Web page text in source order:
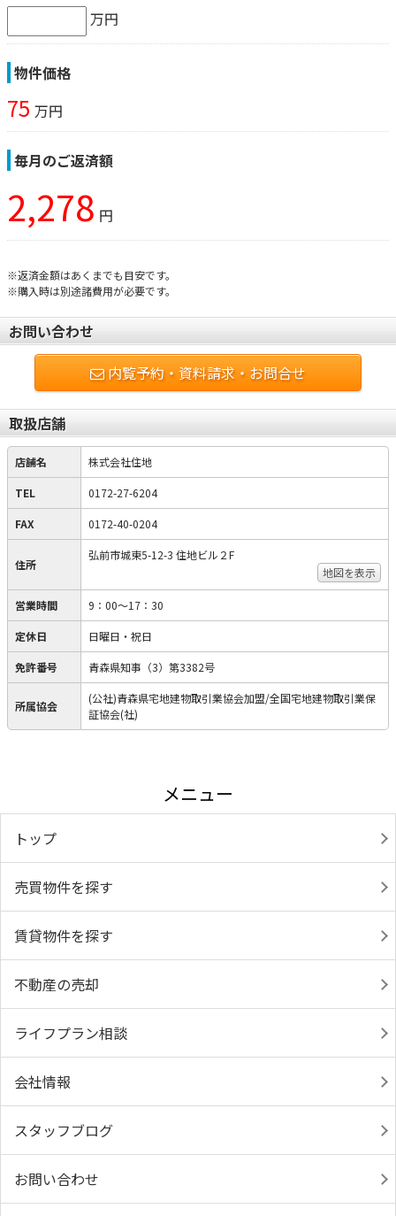
万円
物件価格
75 万円
毎月のご返済額
2,278 円
※返済金額はあくまでも目安です。
※購入時は別途諸費用が必要です。
お問い合わせ
内覧予約・資料請求・お問合せ
取扱店舗
店舗名 株式会社住地
TEL 0172-27-6204
FAX 0172-40-0204
住所
弘前市城東5-12-3 住地ビル２F
地図を表示
営業時間 9：00～17：30
定休日 日曜日・祝日
免許番号 青森県知事（3）第3382号
所属協会
(公社)青森県宅地建物取引業協会加盟/全国宅地建物取引業保
証協会(社)
メニュー
トップ
売買物件を探す
賃貸物件を探す
不動産の売却
ライフプラン相談
会社情報
スタッフブログ
お問い合わせ